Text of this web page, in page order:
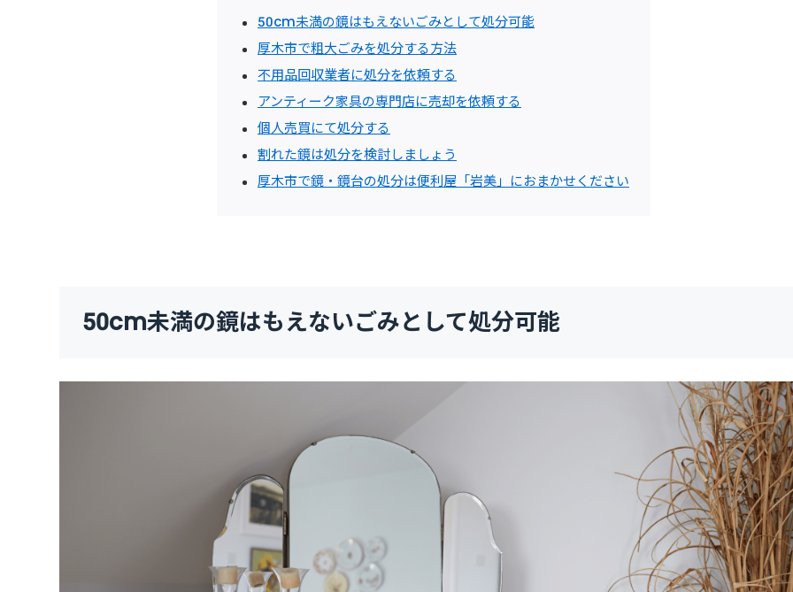
50cm未満の鏡はもえないごみとして処分可能
厚木市で粗大ごみを処分する方法
不用品回収業者に処分を依頼する
アンティーク家具の専門店に売却を依頼する
個人売買にて処分する
割れた鏡は処分を検討しましょう
厚木市で鏡・鏡台の処分は便利屋「岩美」におまかせください
50cm未満の鏡はもえないごみとして処分可能